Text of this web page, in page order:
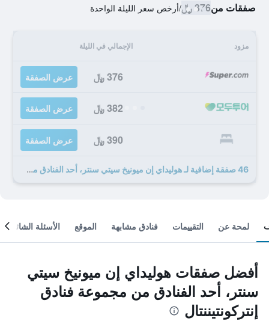
صفقات من376 ﷼ /أرخص سعر الليلة الواحدة
مزود الإجمالي في الليلة
376 ﷼ عرض الصفقة
382 ﷼ عرض الصفقة
390 ﷼ عرض الصفقة
46 صفقة إضافية لـ هوليداي إن ميونيخ سيتي سنتر، أحد الفنادق من مجموعة فنادق إنتركونتيننتال
لمحة عن التقييمات فنادق مشابهة الموقع الأسئلة الشائعة
أفضل صفقات هوليداي إن ميونيخ سيتي
سنتر، أحد الفنادق من مجموعة فنادق
إنتركونتيننتال